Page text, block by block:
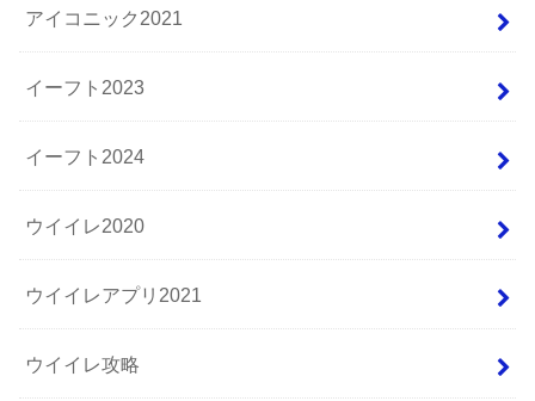
アイコニック2021
イーフト2023
イーフト2024
ウイイレ2020
ウイイレアプリ2021
ウイイレ攻略